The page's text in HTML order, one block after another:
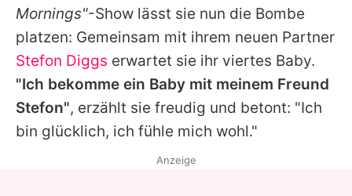
Redaktionelle Richtlinien
Impressum
Datenschutzerklärung
Nutzungsbedingungen
Utiq verwalten
Mornings"-Show lässt sie nun die Bombe
platzen: Gemeinsam mit ihrem neuen Partner
Stefon Diggs erwartet sie ihr viertes Baby.
"Ich bekomme ein Baby mit meinem Freund
Stefon", erzählt sie freudig und betont: "Ich
bin glücklich, ich fühle mich wohl."
Anzeige